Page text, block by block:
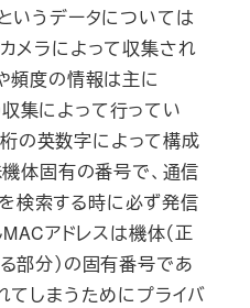
いうデータについては
メラによって収集され
頻度の情報は主に
集によって行ってい
桁の英数字によって構成
体固有の番号で、通信
検索する時に必ず発信
アドレスは機体（正
部分）の固有番号であ
てしまうためにプライバ